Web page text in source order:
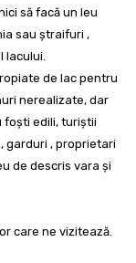
să facă un leu
sau ștraifuri ,
lacului.
de lac pentru
nerealizate, dar
foști edili, turiștii
garduri , proprietari
de descris vara și
care ne vizitează.